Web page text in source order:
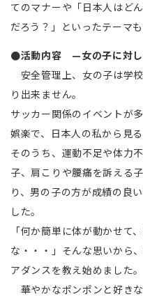
てのマナーや「日本人はど
だろう？」といったテーマも
●活動内容 —女の子に対
安全管理上、女の子は学
り出来ません。
サッカー関係のイベントが
娯楽で、日本人の私から見
そのうち、運動不足や体力
子、肩こりや腰痛を訴える
り、男の子の方が成績の良
した。
「何か簡単に体が動かせて
な・・・」そんな思いから
アダンスを教え始めました。
華やかなポンポンと好き